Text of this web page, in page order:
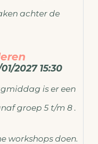
achter de
2027 15:30
is er een
groep 5 t/m 8 .
workshops doen.